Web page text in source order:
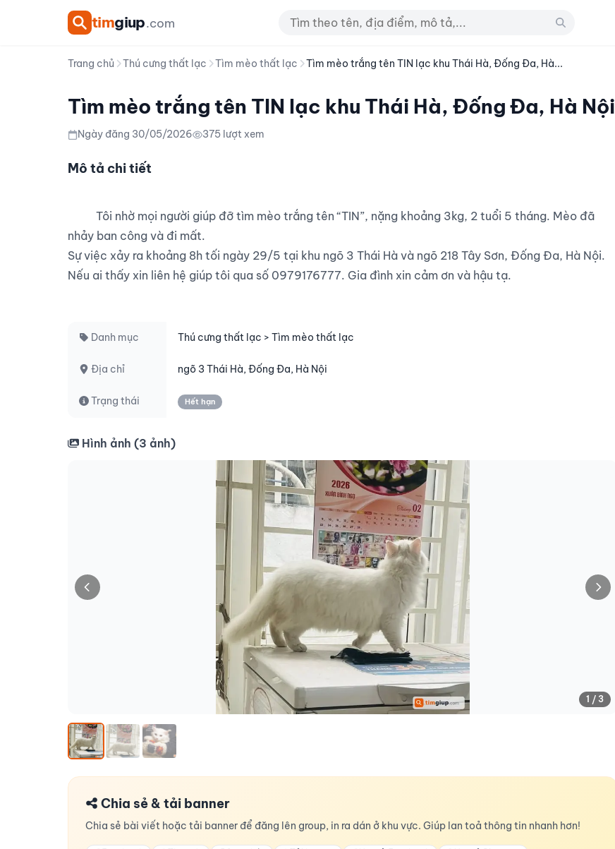
timgiup.com
Trang chủ Thú cưng thất lạc Tìm mèo thất lạc Tìm mèo trắng tên TIN lạc khu Thái Hà, Đống Đa, Hà...
Tìm mèo trắng tên TIN lạc khu Thái Hà, Đống Đa, Hà Nội
Ngày đăng 30/05/2026 375 lượt xem
Mô tả chi tiết
nhảy ban công và đi mất.
Sự việc xảy ra khoảng 8h tối ngày 29/5 tại khu ngõ 3 Thái Hà và ngõ 218 Tây Sơn, Đống Đa, Hà Nội.
Nếu ai thấy xin liên hệ giúp tôi qua số 0979176777. Gia đình xin cảm ơn và hậu tạ.
Danh mục Thú cưng thất lạc > Tìm mèo thất lạc
Địa chỉ ngõ 3 Thái Hà, Đống Đa, Hà Nội
Trạng thái Hết hạn
Hình ảnh (3 ảnh)
1 / 3
Chia sẻ & tải banner
Chia sẻ bài viết hoặc tải banner để đăng lên group, in ra dán ở khu vực. Giúp lan toả thông tin nhanh hơn!